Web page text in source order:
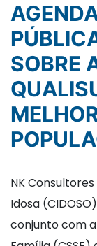
AGENDADA A AUDIÊNCIA
SOBRE
NK
Idosa
conjunto com